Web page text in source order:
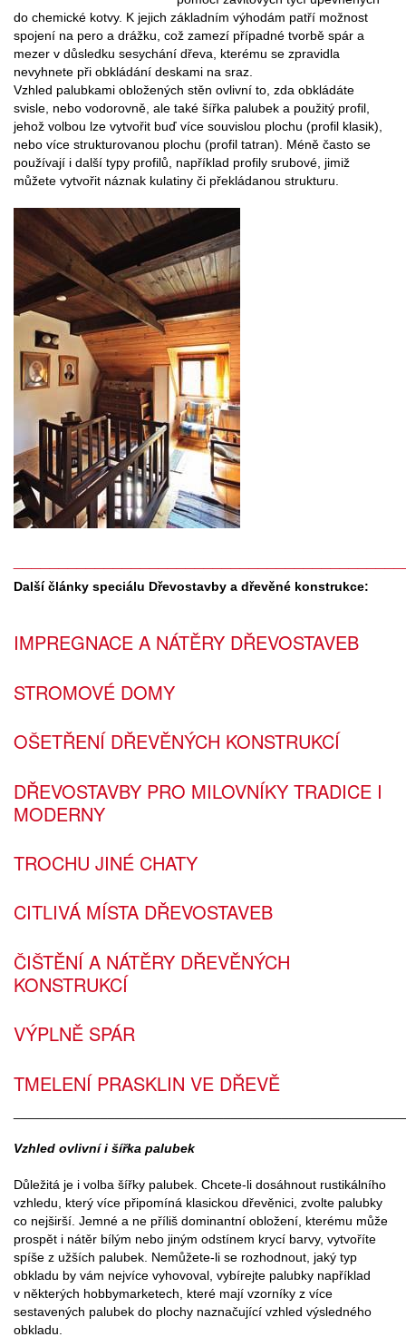
do chemické kotvy. K jejich základním výhodám patří možnost
spojení na pero a drážku, což zamezí případné tvorbě spár a
mezer v důsledku sesychání dřeva, kterému se zpravidla
nevyhnete při obkládání deskami na sraz.
Vzhled palubkami obložených stěn ovlivní to, zda obkládáte
svisle, nebo vodorovně, ale také šířka palubek a použitý profil,
jehož volbou lze vytvořit buď více souvislou plochu (profil klasik),
nebo více strukturovanou plochu (profil tatran). Méně často se
používají i další typy profilů, například profily srubové, jimiž
můžete vytvořit náznak kulatiny či překládanou strukturu.
Další články speciálu Dřevostavby a dřevěné konstrukce:
IMPREGNACE A NÁTĚRY DŘEVOSTAVEB
STROMOVÉ DOMY
OŠETŘENÍ DŘEVĚNÝCH KONSTRUKCÍ
DŘEVOSTAVBY PRO MILOVNÍKY TRADICE I
MODERNY
TROCHU JINÉ CHATY
CITLIVÁ MÍSTA DŘEVOSTAVEB
ČIŠTĚNÍ A NÁTĚRY DŘEVĚNÝCH
KONSTRUKCÍ
VÝPLNĚ SPÁR
TMELENÍ PRASKLIN VE DŘEVĚ
Vzhled ovlivní i šířka palubek
Důležitá je i volba šířky palubek. Chcete-li dosáhnout rustikálního
vzhledu, který více připomíná klasickou dřevěnici, zvolte palubky
co nejširší. Jemné a ne příliš dominantní obložení, kterému může
prospět i nátěr bílým nebo jiným odstínem krycí barvy, vytvoříte
spíše z užších palubek. Nemůžete-li se rozhodnout, jaký typ
obkladu by vám nejvíce vyhovoval, vybírejte palubky například
v některých hobbymarketech, které mají vzorníky z více
sestavených palubek do plochy naznačující vzhled výsledného
obkladu.